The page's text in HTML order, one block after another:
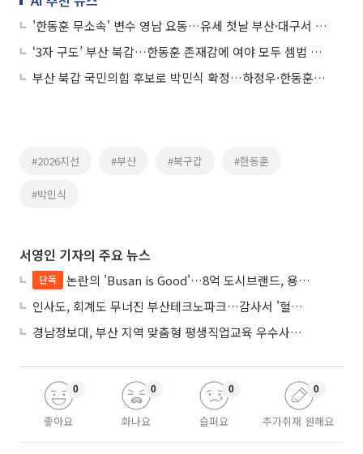
'한동훈 무소속' 변수 영남 요동…유세 첫날 부산·대구서 정면승부
‘3자 구도’ 부산 북갑…한동훈 존재감에 여야 모두 셈법 복잡
부산 북갑 국민의힘 후보로 박민식 확정…하정우·한동훈과 3파전
#2026지선 #부산 #북구갑 #한동훈
#박민식
서영인 기자의 주요 뉴스
단독
논란의 'Busan is Good'…8억 도시브랜드, 용산 대통령실 CI 업체가 수행
인사도, 회계도 무너진 부산테크노파크…감사서 '혈세 유용·인사 뒤집기' 적발
경남정보대, 부산 지역 맞춤형 평생직업교육 우수사례로 혁신 주도
좋아요
0
화나요
0
슬퍼요
0
추가취재 원해요
0